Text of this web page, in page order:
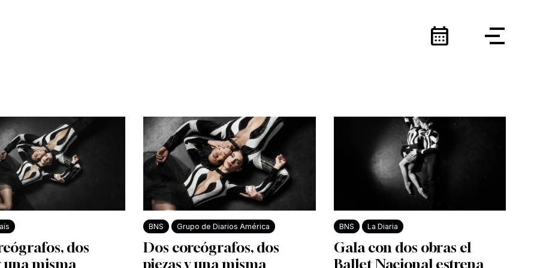
calendar_month
dos
una misma
BNS Grupo de Diarios América
Dos coreógrafos, dos
piezas y una misma
BNS La Diaria
Gala con dos obras el
Ballet Nacional estrena